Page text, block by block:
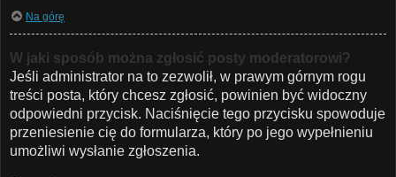
Na górę
W jaki sposób można zgłosić posty moderatorowi?
Jeśli administrator na to zezwolił, w prawym górnym rogu
treści posta, który chcesz zgłosić, powinien być widoczny
odpowiedni przycisk. Naciśnięcie tego przycisku spowoduje
przeniesienie cię do formularza, który po jego wypełnieniu
umożliwi wysłanie zgłoszenia.